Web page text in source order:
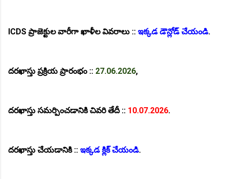
ICDS ప్రాజెక్టుల వారీగా ఖాళీల వివరాలు :: ఇక్కడ డౌన్లోడ్ చేయండి.
దరఖాస్తు ప్రక్రియ ప్రారంభం :: 27.06.2026,
దరఖాస్తు సమర్పించడానికి చివరి తేదీ :: 10.07.2026.
దరఖాస్తు చేయడానికి :: ఇక్కడ క్లిక్ చేయండి.